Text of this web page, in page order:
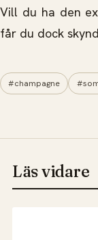
Vill du ha den
får du dock
#champagne
Läs vidare